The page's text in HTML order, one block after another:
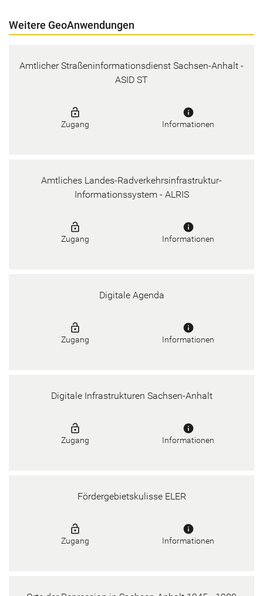
Weitere GeoAnwendungen
Amtlicher Straßeninformationsdienst Sachsen-Anhalt -
ASID ST
lock_open
Zugang
info
Informationen
Amtliches Landes-Radverkehrsinfrastruktur-
Informationssystem - ALRIS
lock_open
Zugang
info
Informationen
Digitale Agenda
lock_open
Zugang
info
Informationen
Digitale Infrastrukturen Sachsen-Anhalt
lock_open
Zugang
info
Informationen
Fördergebietskulisse ELER
lock_open
Zugang
info
Informationen